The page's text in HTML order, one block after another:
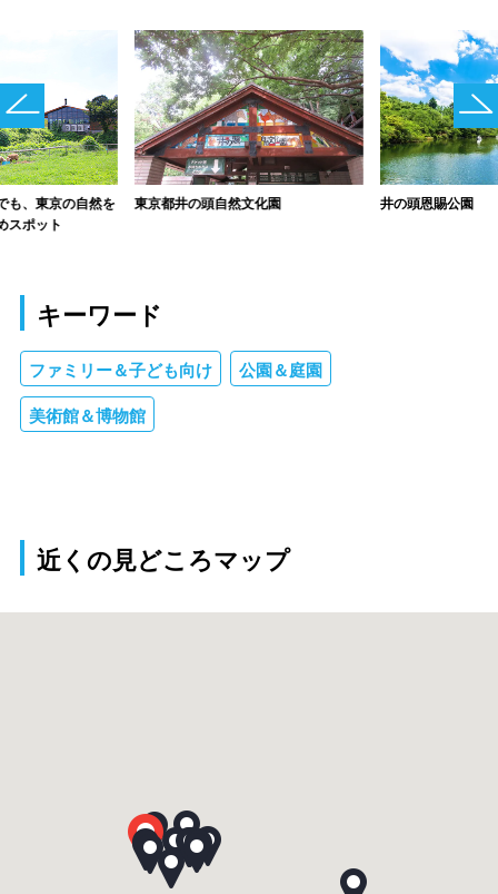
も、東京の自然を
スポット
東京都井の頭自然文化園 井の頭恩賜公園
キーワード
ファミリー＆子ども向け 公園＆庭園
美術館＆博物館
近くの見どころマップ